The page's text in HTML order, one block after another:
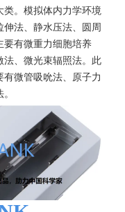
。模拟体内力学环境
法、静水压法、圆周
要有微重力细胞培养
法、微光束辐照法。此
微管吸吮法、原子力